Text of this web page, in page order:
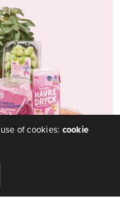
of cookies: cookie